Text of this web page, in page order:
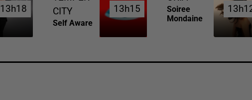
13h18
13h18
CITY
Self Aware
13h15
13h15
Soiree
Mondaine